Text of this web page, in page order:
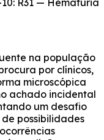
R31 — Hematúria
na população
por clínicos,
microscópica
achado incidental
um desafio
possibilidades